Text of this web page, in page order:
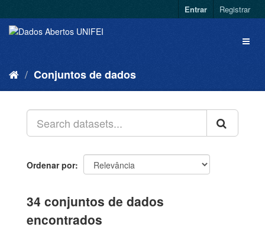
Entrar Registrar
Conjuntos de dados
Ordenar por
34 conjuntos de dados
encontrados